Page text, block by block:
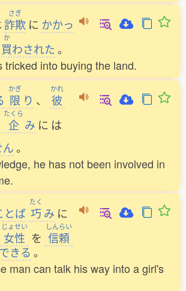
さぎ
詐欺 に かかっ
か
買わされた。
tricked into buying the land.
かぎ
限 り 、
かれ
彼
たくら
企 み に は
ん。
he has not been involved in
とば
たく
巧み に
じょせい
女性 を
しんらい
信頼
できる 。
man can talk his way into a girl's